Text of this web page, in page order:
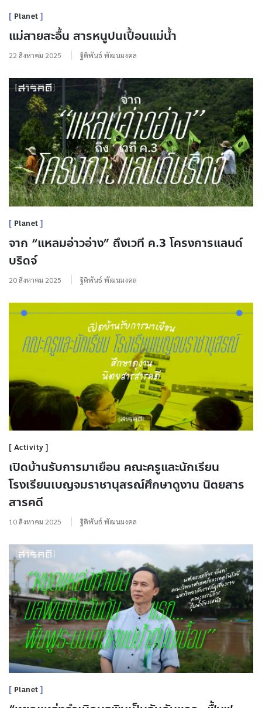
Planet
แม่สายสะอื้น สารหนูปนเปื้อนแม่น้ำ
22 สิงหาคม 2025 ฐิติพันธ์ พัฒนมงคล
Planet
จาก “แหลมอ่าวอ่าง” ถึงเวที ค.3 โครงการแลนด์
บริดจ์
20 สิงหาคม 2025 ฐิติพันธ์ พัฒนมงคล
Activity
เปิดบ้านรับการมาเยือน คณะครูและนักเรียน
โรงเรียนเบญจมราชานุสรณ์ศึกษาดูงาน นิตยสาร
สารคดี
10 สิงหาคม 2025 ฐิติพันธ์ พัฒนมงคล
Planet